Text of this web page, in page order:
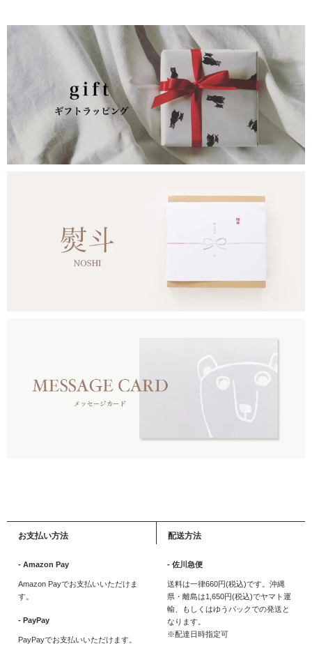
お支払い方法
- Amazon Pay
Amazon Payでお支払いいただけま
す。
- PayPay
PayPayでお支払いいただけます。
配送方法
- 佐川急便
送料は一律660円(税込)です。沖縄
県・離島は1,650円(税込)でヤマト運
輸、もしくはゆうパックでの発送と
なります。
※配達日時指定可